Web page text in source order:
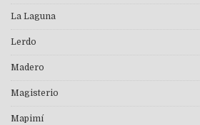
La Laguna
Lerdo
Madero
Magisterio
Mapimí